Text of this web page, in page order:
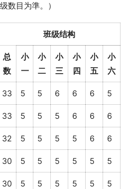
数目为準。）
班级结构
总
数
小
一
小
二
小
三
小
四
小
五
小
六
33 5 5 6 6 6 5
33 5 5 5 6 6 6
32 5 5 5 5 6 6
30 5 5 5 5 5 5
30 5 5 5 5 5 5